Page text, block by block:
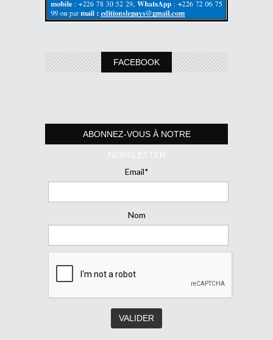
FACEBOOK
ABONNEZ-VOUS À NOTRE
NEWSLETTER
Email*
Nom